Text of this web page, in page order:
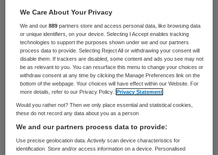
belangen die er zijn? Fit zijn en blijven
vraagt aandacht van u en uw organisatie in
de veranderende omgeving. Naast discipline
en in beweging zijn gaat het ook om de
juiste aansluiting van u en uw organisatie
op de veranderende omgeving.
Deze whitepaper biedt een inzicht in waar
de urgentie vandaan komt om in te spelen
op de veranderingen in belangen van
We Care About Your Privacy
We and our889 partners store and access personal data, like browsing data
or unique identifiers, on your device. Selecting I Accept enables tracking
technologies to support the purposes shown under we and our partners
process data to provide. Selecting Reject All or withdrawing your consent will
disable them. If trackers are disabled, some content and ads you see may not
be as relevant to you. You can resurface this menu to change your choices or
withdraw consent at any time by clicking the Manage Preferences link on the
bottom of the webpage. Your choices will have effect within our Website. For
more details, refer to our Privacy Policy.
Privacy Statement
Would you rather not? Then we only place essential and statistical cookies,
these do not record any data about you as a person
We and our partners process data to provide:
Use precise geolocation data. Actively scan device characteristics for
identification. Store and/or access information on a device. Personalised